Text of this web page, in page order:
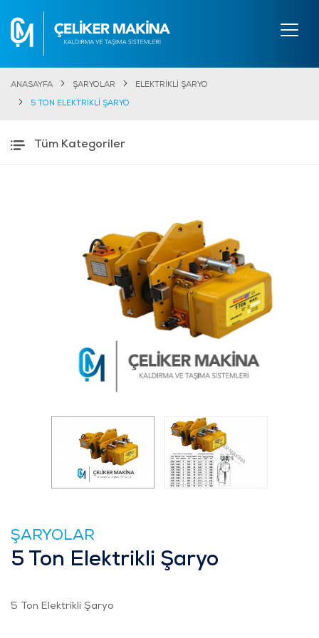
ANASAYFA ŞARYOLAR ELEKTRİKLİ ŞARYO
5 TON ELEKTRİKLİ ŞARYO
Tüm Kategoriler
ŞARYOLAR
5 Ton Elektrikli Şaryo
5 Ton Elektrikli Şaryo